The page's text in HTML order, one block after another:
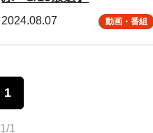
2024.08.07 動画・番組
1
1/1